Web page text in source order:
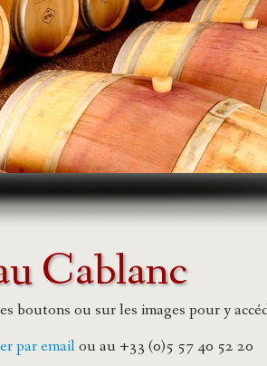
Cablanc
boutons ou sur les images pour y
par emailou au +33 (0)5 57 40 52 20